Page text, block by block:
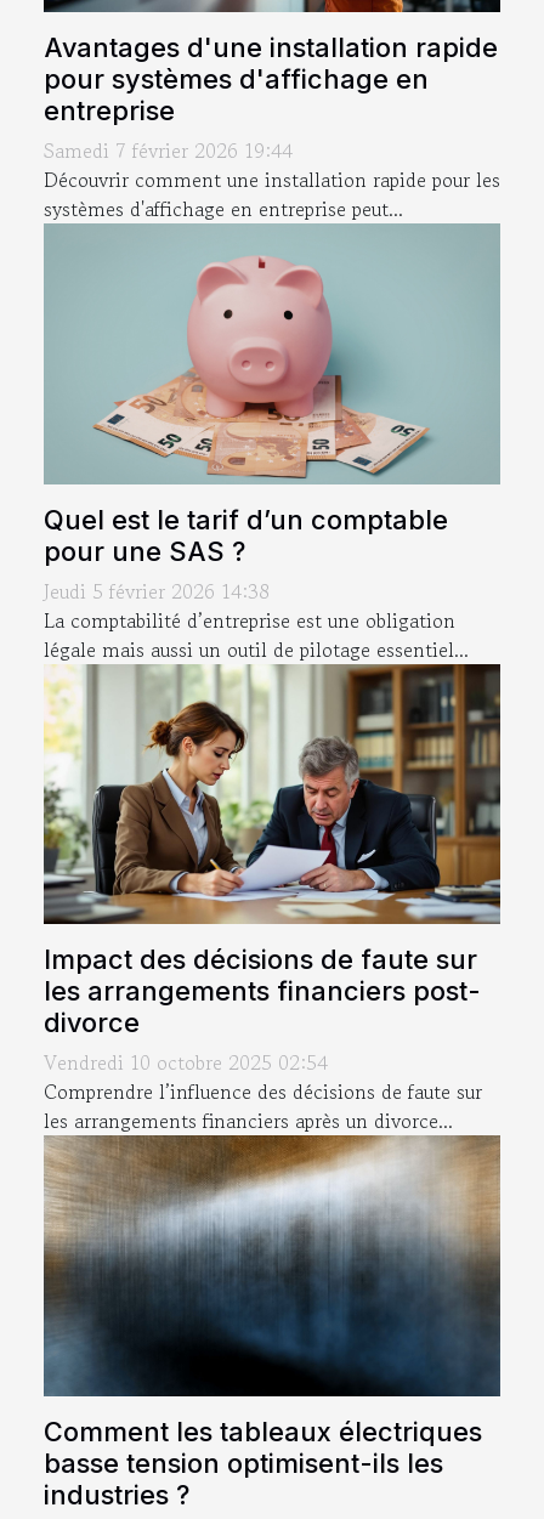
Avantages d'une installation rapide
pour systèmes d'affichage en
entreprise
Samedi 7 février 2026 19:44
Découvrir comment une installation rapide pour les
systèmes d'affichage en entreprise peut...
Quel est le tarif d’un comptable
pour une SAS ?
Jeudi 5 février 2026 14:38
La comptabilité d’entreprise est une obligation
légale mais aussi un outil de pilotage essentiel...
Impact des décisions de faute sur
les arrangements financiers post-
divorce
Vendredi 10 octobre 2025 02:54
Comprendre l’influence des décisions de faute sur
les arrangements financiers après un divorce...
Comment les tableaux électriques
basse tension optimisent-ils les
industries ?